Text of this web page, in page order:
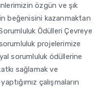
özgün ve şık
beğenisini kazanmaktan
Ödülleri Çevreye
projelerimize
sorumluluk ödüllerine
sağlamak ve
çalışmaların